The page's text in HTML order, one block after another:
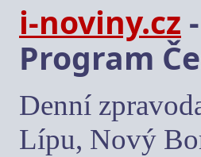
i-noviny.cz
Program
Denní
Lípu, Nový